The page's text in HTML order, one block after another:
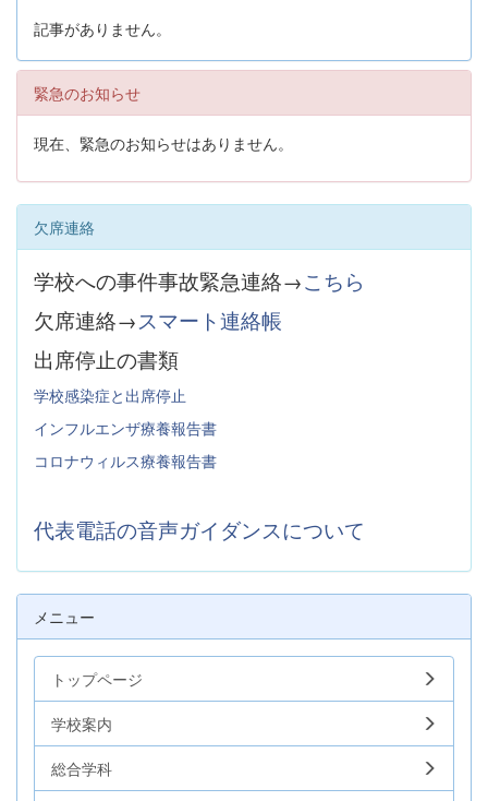
記事がありません。
緊急のお知らせ
現在、緊急のお知らせはありません。
欠席連絡
学校への事件事故緊急連絡→こちら
欠席連絡→スマート連絡帳
出席停止の書類
学校感染症と出席停止
インフルエンザ療養報告書
コロナウィルス療養報告書
代表電話の音声ガイダンスについて
メニュー
トップページ
学校案内
総合学科